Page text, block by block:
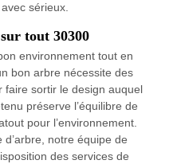
sérieux.
tout 30300
environnement tout en
bon arbre nécessite des
faire sortir le design auquel
préserve l’équilibre de
pour l’environnement.
notre équipe de
des services de